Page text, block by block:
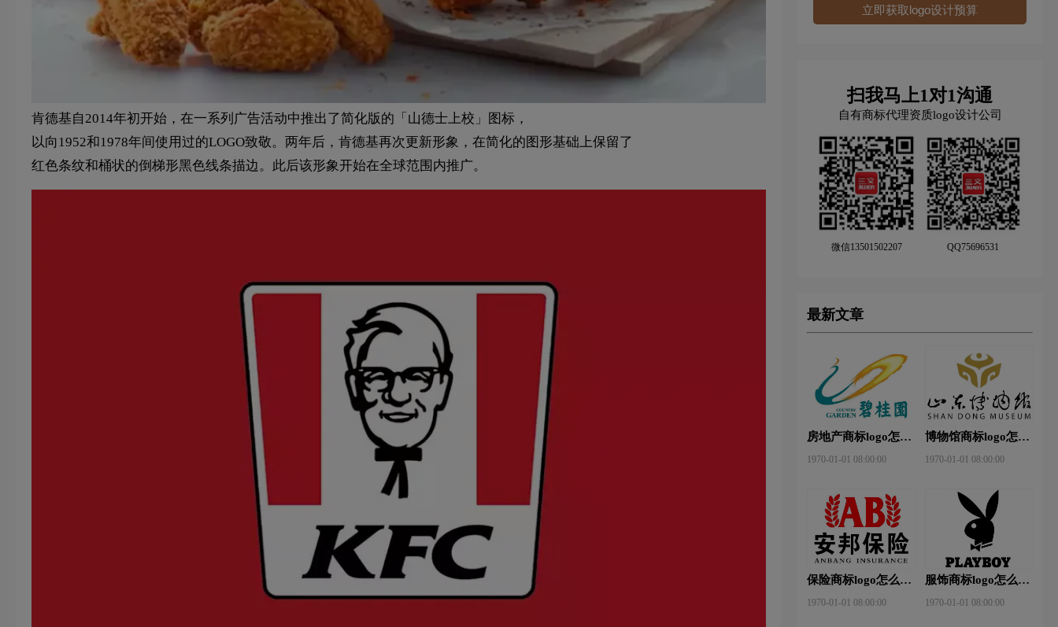
肯德基自2014年初开始，在一系列广告活动中推出了简化版的「山德士上校」图标，
以向1952和1978年间使用过的LOGO致敬。两年后，肯德基再次更新形象，在简化的图形基础上保留了
红色条纹和桶状的倒梯形黑色线条描边。此后该形象开始在全球范围内推广。
立即获取logo设计预算
扫我马上1对1沟通
自有商标代理资质logo设计公司
微信13501502207 QQ75696531
最新文章
房地产商标logo怎么
地品牌logo设计
1970-01-01 08:00:00
博物馆商标logo怎么
首都博物馆品牌logo
1970-01-01 08:00:00
保险商标logo怎么
保险品牌logo设计
1970-01-01 08:00:00
服饰商标logo怎么
品牌logo设计
1970-01-01 08:00:00